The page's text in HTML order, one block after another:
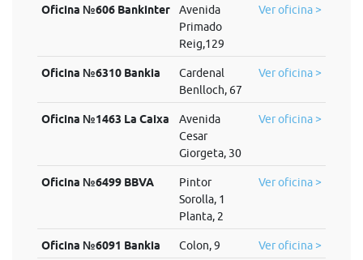
Oficina №606 Bankinter
Avenida
Primado
Reig,129
Ver oficina >
Oficina №6310 Bankia
Cardenal
Benlloch, 67
Ver oficina >
Oficina №1463 La Caixa
Avenida
Cesar
Giorgeta, 30
Ver oficina >
Oficina №6499 BBVA
Pintor
Sorolla, 1
Planta, 2
Ver oficina >
Oficina №6091 Bankia Colon, 9 Ver oficina >